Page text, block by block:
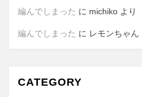
編んでしまった に michiko より
編んでしまった に レモンちゃん
CATEGORY